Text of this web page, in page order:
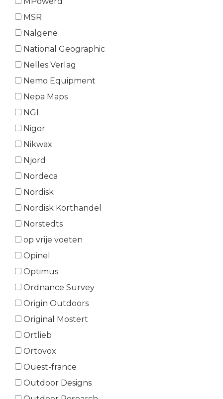
MSR
Nalgene
National Geographic
Nelles Verlag
Nemo Equipment
Nepa Maps
NGI
Nigor
Nikwax
Njord
Nordeca
Nordisk
Nordisk Korthandel
Norstedts
op vrije voeten
Opinel
Optimus
Ordnance Survey
Origin Outdoors
Original Mostert
Ortlieb
Ortovox
Ouest-france
Outdoor Designs